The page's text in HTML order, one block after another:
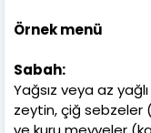
Örnek menü
Sabah:
Yağsız veya az
zeytin, çiğ sebzeler